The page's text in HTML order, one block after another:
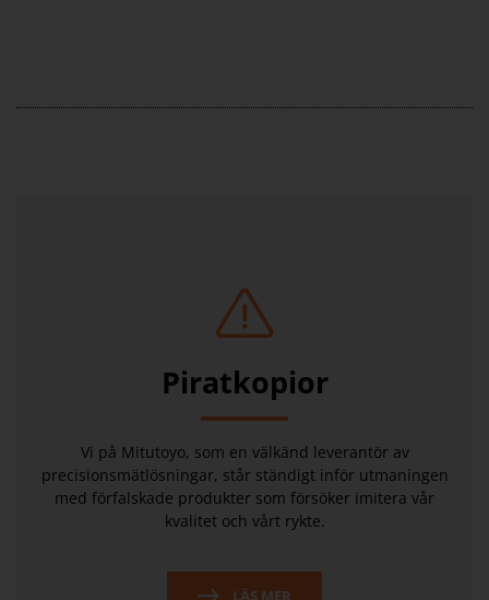
Piratkopior
Vi på Mitutoyo, som en välkänd leverantör av
precisionsmätlösningar, står ständigt inför utmaningen
med förfalskade produkter som försöker imitera vår
kvalitet och vårt rykte.
LÄS MER